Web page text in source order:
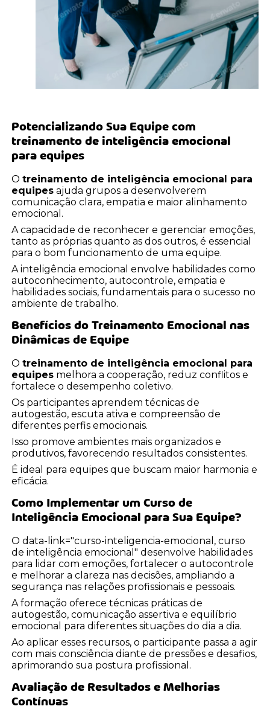
Potencializando Sua Equipe com
treinamento de inteligência emocional
para equipes
Otreinamento de inteligência emocional para
equipes ajuda grupos a desenvolverem
comunicação clara, empatia e maior alinhamento
emocional.
A capacidade de reconhecer e gerenciar emoções,
tanto as próprias quanto as dos outros, é essencial
para o bom funcionamento de uma equipe.
A inteligência emocional envolve habilidades como
autoconhecimento, autocontrole, empatia e
habilidades sociais, fundamentais para o sucesso no
ambiente de trabalho.
Benefícios do Treinamento Emocional nas
Dinâmicas de Equipe
Otreinamento de inteligência emocional para
equipes melhora a cooperação, reduz conflitos e
fortalece o desempenho coletivo.
Os participantes aprendem técnicas de
autogestão, escuta ativa e compreensão de
diferentes perfis emocionais.
Isso promove ambientes mais organizados e
produtivos, favorecendo resultados consistentes.
É ideal para equipes que buscam maior harmonia e
eficácia.
Como Implementar um Curso de
Inteligência Emocional para Sua Equipe?
O data-link="curso-inteligencia-emocional, curso
de inteligência emocional" desenvolve habilidades
para lidar com emoções, fortalecer o autocontrole
e melhorar a clareza nas decisões, ampliando a
segurança nas relações profissionais e pessoais.
A formação oferece técnicas práticas de
autogestão, comunicação assertiva e equilíbrio
emocional para diferentes situações do dia a dia.
Ao aplicar esses recursos, o participante passa a agir
com mais consciência diante de pressões e desafios,
aprimorando sua postura profissional.
Avaliação de Resultados e Melhorias
Contínuas